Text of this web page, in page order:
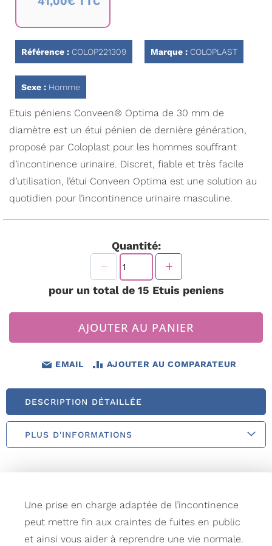
la
Galerie
d’images
Référence : COLOP221309 Marque : COLOPLAST
Sexe : Homme
Etuis péniens Conveen® Optima de 30 mm de
diamètre est un étui pénien de dernière génération,
proposé par Coloplast pour les hommes souffrant
d’incontinence urinaire. Discret, fiable et très facile
d’utilisation, l’étui Conveen Optima est une solution au
quotidien pour l’incontinence urinaire masculine.
Quantité:
pour un total de 15 Etuis peniens
AJOUTER AU PANIER
EMAIL AJOUTER AU COMPARATEUR
DESCRIPTION DÉTAILLÉE
PLUS D'INFORMATIONS
Une prise en charge adaptée de l’incontinence
peut mettre fin aux craintes de fuites en public
et ainsi vous aider à reprendre une vie normale.